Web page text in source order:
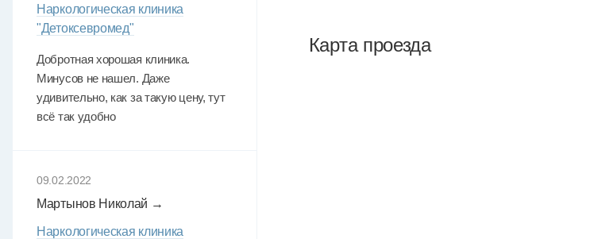
Карта проезда
Наркологическая клиника
"Детоксевромед"
Добротная хорошая клиника.
Минусов не нашел. Даже
удивительно, как за такую цену, тут
всё так удобно
09.02.2022
Мартынов Николай →
Наркологическая клиника